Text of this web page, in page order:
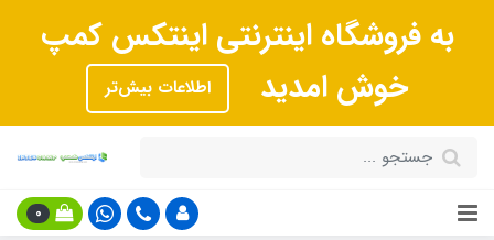
به فروشگاه اینترنتی اینتکس کمپ
خوش امدید
اطلاعات بیش‌تر
0